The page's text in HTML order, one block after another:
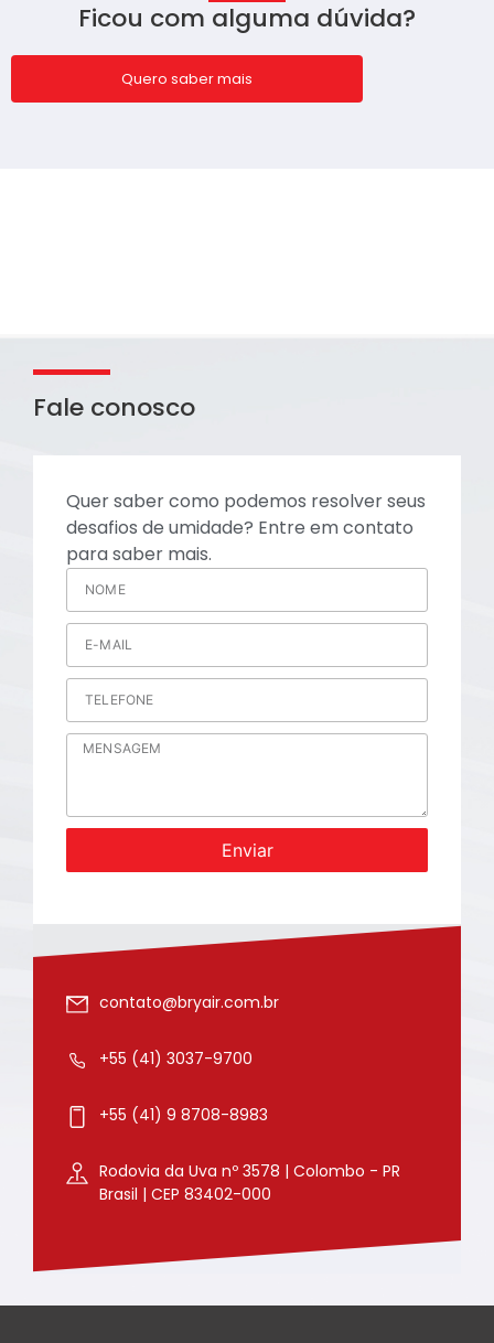
Ficou com alguma dúvida?
Quero saber mais
Quer saber como podemos resolver seus
desafios de umidade? Entre em contato
para saber mais.
Enviar
contato@bryair.com.br
+55 (41) 3037-9700
+55 (41) 9 8708-8983
Rodovia da Uva nº 3578 | Colombo - PR
Brasil | CEP 83402-000
Fale conosco